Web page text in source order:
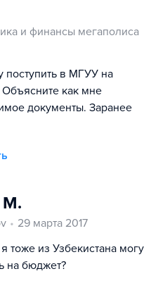
и финансы мегаполиса
поступить в МГУУ на
Объясните как мне
документы. Заранее
М.
29 марта 2017
тоже из Узбекистана могу
на бюджет?